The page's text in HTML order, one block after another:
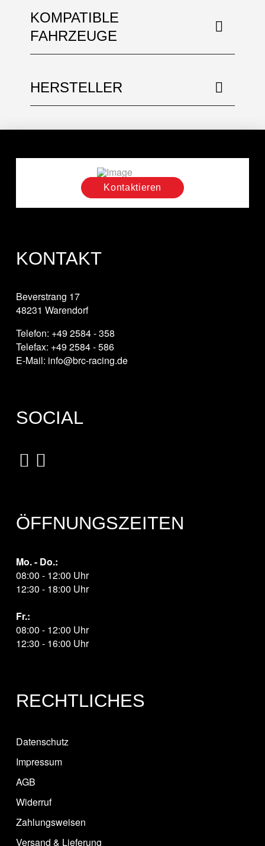
KOMPATIBLE
FAHRZEUGE
HERSTELLER
Kontaktieren
KONTAKT
Beverstrang 17
48231 Warendorf
Telefon: +49 2584 - 358
Telefax: +49 2584 - 586
E-Mail: info@brc-racing.de
SOCIAL
ÖFFNUNGSZEITEN
Mo. - Do.:
08:00 - 12:00 Uhr
12:30 - 18:00 Uhr
Fr.:
08:00 - 12:00 Uhr
12:30 - 16:00 Uhr
RECHTLICHES
Datenschutz
Impressum
AGB
Widerruf
Zahlungsweisen
Versand & Lieferung